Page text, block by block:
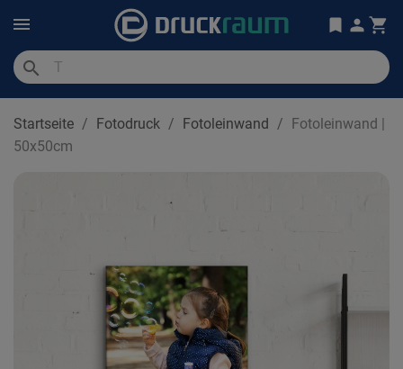
search
Startseite Fotodruck Fotoleinwand
Fotoleinwand |
50x50cm